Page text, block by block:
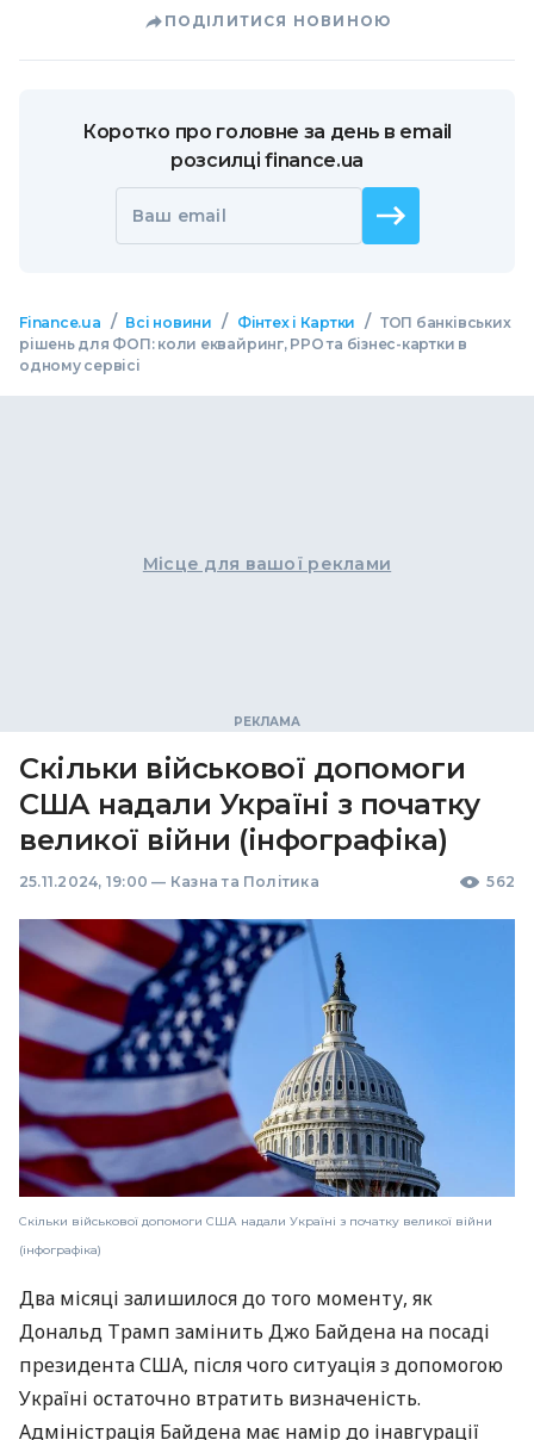
ПОДІЛИТИСЯ НОВИНОЮ
Коротко про головне за день в email
розсилці finance.ua
Ваш email
Finance.ua / Всі новини / Фінтех і Картки / ТОП банківських
рішень для ФОП: коли еквайринг, РРО та бізнес-картки в
одному сервісі
Місце для вашої реклами
Скільки військової допомоги
США надали Україні з початку
великої війни (інфографіка)
25.11.2024, 19:00 — Казна та Політика 562
Скільки військової допомоги США надали Україні з початку великої війни
(інфографіка)
Два місяці залишилося до того моменту, як
Дональд Трамп замінить Джо Байдена на посаді
президента США, після чого ситуація з допомогою
Україні остаточно втратить визначеність.
Адміністрація Байдена має намір до інавгурації